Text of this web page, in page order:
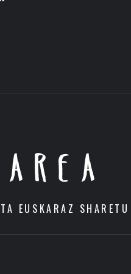
EUSKARAZ SHARETU